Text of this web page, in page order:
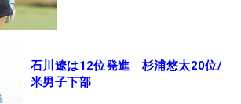
石川遼は12位発進 杉浦悠太20位/
米男子下部